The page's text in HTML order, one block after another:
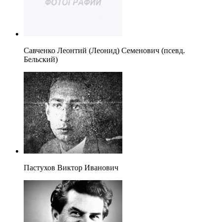
Савченко Леонтий (Леонид) Семенович (псевд.
Бельский)
Пастухов Виктор Иванович